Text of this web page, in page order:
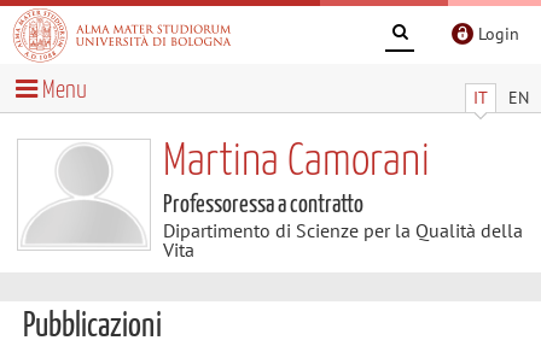
Login
IT EN
Menu
Martina Camorani
Professoressa a contratto
Dipartimento di Scienze per la Qualità della
Vita
Pubblicazioni